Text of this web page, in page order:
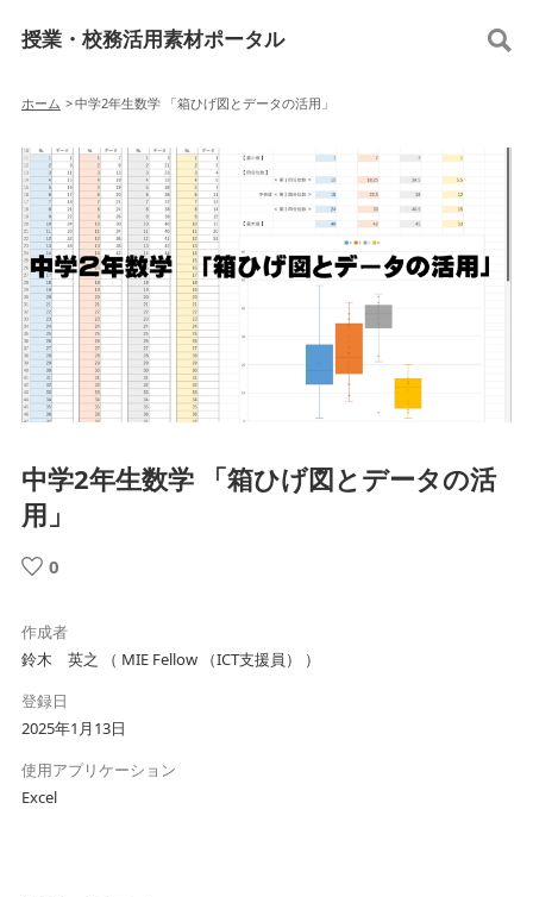
授業・校務活用素材ポータル
ホーム >中学2年生数学 「箱ひげ図とデータの活用」
中学2年生数学 「箱ひげ図とデータの活
用」
0
作成者
鈴木 英之 （ MIE Fellow （ICT支援員） ）
登録日
2025年1月13日
使用アプリケーション
Excel